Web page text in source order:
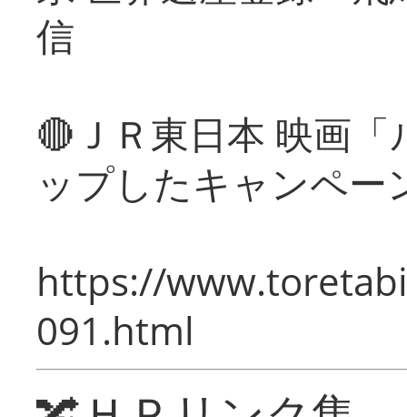
信
🔴ＪＲ東日本 映画
ップしたキャンペー
https://
091.html